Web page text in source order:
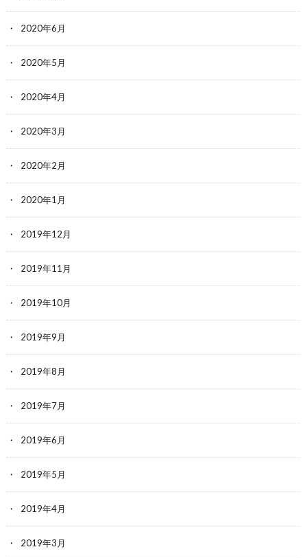
2020年6月
2020年5月
2020年4月
2020年3月
2020年2月
2020年1月
2019年12月
2019年11月
2019年10月
2019年9月
2019年8月
2019年7月
2019年6月
2019年5月
2019年4月
2019年3月